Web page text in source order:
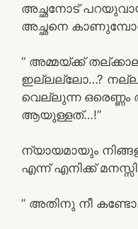
അച്ഛനോട്
അച്ഛനെ
” അമ്മയ്ക്ക്
ഇല്ലല്ലോ…?
വെല്ലുന്ന
ആയുള്ളത്…!”
ന്യായമായും
എന്ന് എനിക്ക്
” അതിനു നീ